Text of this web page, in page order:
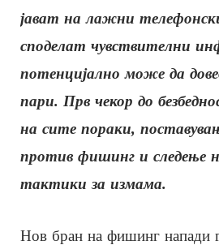
јават на лажни
споделат чувствителни
потенцијално може да
пари. Прв чекор до
на сите пораки,
против фишинг и следење
тактики за измама.
Нов бран на фишинг напади